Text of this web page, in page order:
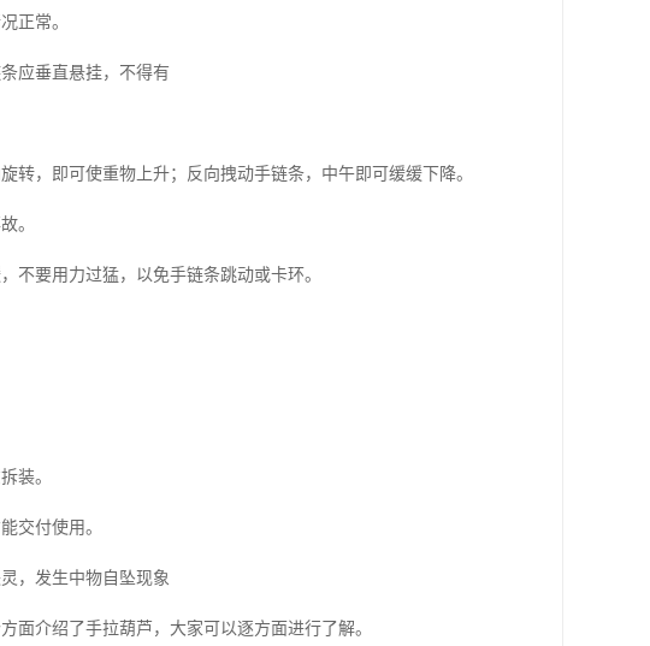
正常。
应垂直悬挂，不得有
，即可使重物上升；反向拽动手链条，中午即可缓缓下降。
。
要用力过猛，以免手链条跳动或卡环。
装。
交付使用。
，发生中物自坠现象
介绍了手拉葫芦，大家可以逐方面进行了解。